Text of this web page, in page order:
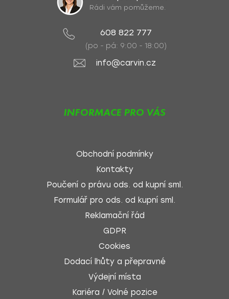
Rádi vám pomůžeme.
608 822 777
(po - pá: 9:00 - 18:00)
info@carvin.cz
INFORMACE PRO VÁS
Obchodní podmínky
Kontakty
Poučení o právu ods. od kupní sml.
Formulář pro ods. od kupní sml.
Reklamační řád
GDPR
Cookies
Dodací lhůty a přepravné
Výdejní místa
Kariéra / Volné pozice